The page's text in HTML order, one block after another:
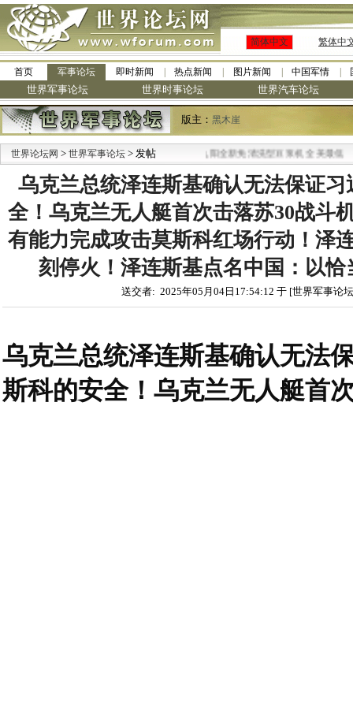
简体中文 繁体中
首页 军事论坛 即时新闻 热点新闻 图片新闻 中国军情
世界军事论坛 世界时事论坛 世界汽车论坛
版主： 黑木崖
世界论坛网 > 世界军事论坛 > 发帖 九阳全新免清洗型豆浆机 全美最低
乌克兰总统泽连斯基确认无法保证
全！乌克兰无人艇首次击落苏30战斗
有能力完成攻击莫斯科红场行动！泽
刻停火！泽连斯基点名中国：以
送交者: 2025年05月04日17:54:12 于 [世界军事论
乌克兰总统泽连斯基确认无法
斯科的安全！乌克兰无人艇首